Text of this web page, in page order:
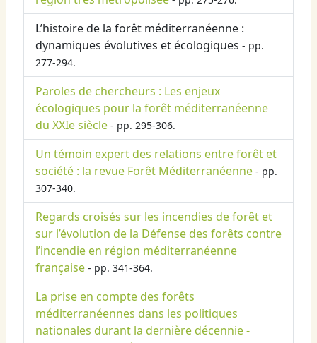
L’histoire de la forêt méditerranéenne :
dynamiques évolutives et écologiques - pp.
277-294.
Paroles de chercheurs : Les enjeux
écologiques pour la forêt méditerranéenne
du XXIe siècle - pp. 295-306.
Un témoin expert des relations entre forêt et
société : la revue Forêt Méditerranéenne - pp.
307-340.
Regards croisés sur les incendies de forêt et
sur l’évolution de la Défense des forêts contre
l’incendie en région méditerranéenne
française - pp. 341-364.
La prise en compte des forêts
méditerranéennes dans les politiques
nationales durant la dernière décennie -